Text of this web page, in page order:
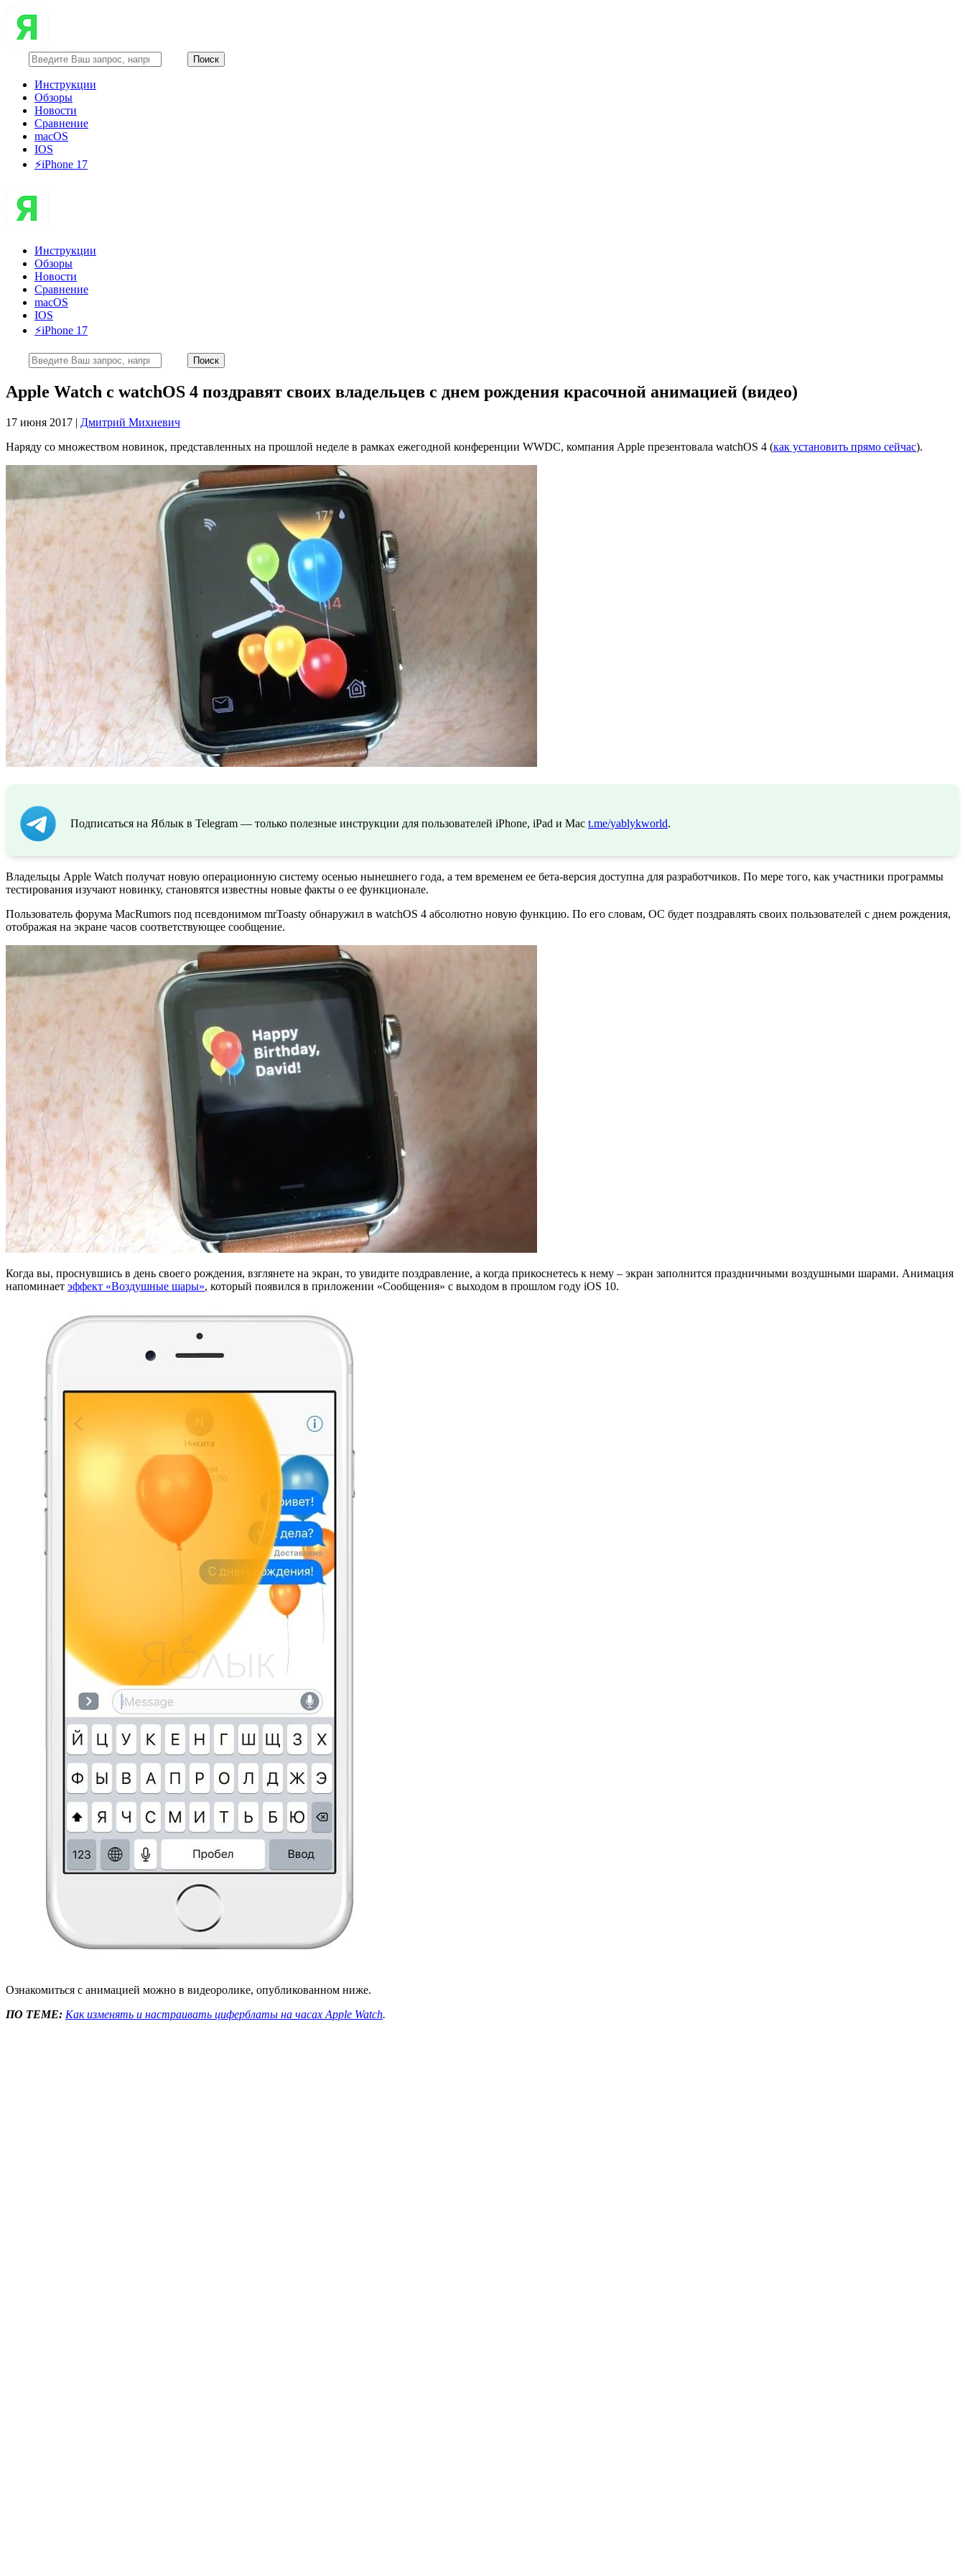
Инструкции
Обзоры
Новости
Сравнение
macOS
IOS
⚡️iPhone 17
Инструкции
Обзоры
Новости
Сравнение
macOS
IOS
⚡️iPhone 17
Apple Watch с watchOS 4 поздравят своих владельцев с днем рождения красочной анимацией (видео)
17 июня 2017 | Дмитрий Михневич
Наряду со множеством новинок, представленных на прошлой неделе в рамках ежегодной конференции WWDC, компания Apple презентовала watchOS 4 (как установить прямо сейчас).
Подписаться на Яблык в Telegram — только полезные инструкции для пользователей iPhone, iPad и Mac t.me/yablykworld.
Владельцы Apple Watch получат новую операционную систему осенью нынешнего года, а тем временем ее бета-версия доступна для разработчиков. По мере того, как участники программы
тестирования изучают новинку, становятся известны новые факты о ее функционале.
Пользователь форума MacRumors под псевдонимом mrToasty обнаружил в watchOS 4 абсолютно новую функцию. По его словам, ОС будет поздравлять своих пользователей с днем рождения,
отображая на экране часов соответствующее сообщение.
Когда вы, проснувшись в день своего рождения, взглянете на экран, то увидите поздравление, а когда прикоснетесь к нему – экран заполнится праздничными воздушными шарами. Анимация
напоминает эффект «Воздушные шары», который появился в приложении «Сообщения» с выходом в прошлом году iOS 10.
Ознакомиться с анимацией можно в видеоролике, опубликованном ниже.
ПО ТЕМЕ: Как изменять и настраивать циферблаты на часах Apple Watch.